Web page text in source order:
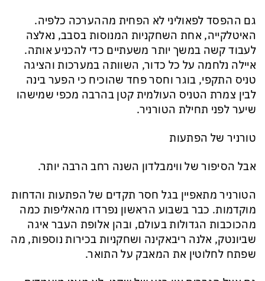
גם ההפסד לפאוליני לא הפחית מההערכה כלפיה.
האיטלקייה, אחת השחקניות המנוסות בסבב, נאלצה
לעבוד קשה במשך יותר משעתיים כדי להכניע אותה.
איילה נלחמה על כל כדור, השוותה במערכות והציגה
טניס התקפי, בוגר וחסר פחד שהוכיח כי הפער בינה
לבין צמרת הטניס העולמית קטן בהרבה מכפי שמישהו
שיער לפני תחילת הטורניר.
טורניר של הפתעות
אבל הסיפור של ווימבלדון השנה רחב הרבה יותר.
הטורניר מתאפיין בגל חסר תקדים של הפתעות והדחות
מוקדמות. כבר בשבוע הראשון נפרדו מהאליפות כמה
מהכוכבות הגדולות בעולם, ובהן אלופת העבר איגה
שביונטק, אלנה ריבאקינה ושחקניות בכירות נוספות, מה
שפתח לחלוטין את המאבק על התואר.